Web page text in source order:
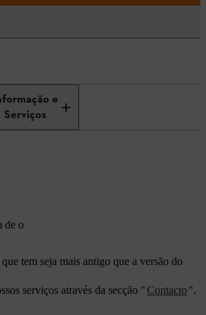
e
Serviços
de o
tem seja mais antigo que a versão do
serviços através da secção " Contacto ".